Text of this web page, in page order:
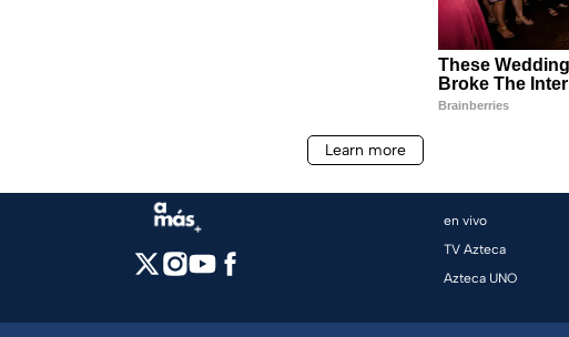
en vivo
TV Azteca
Azteca UNO